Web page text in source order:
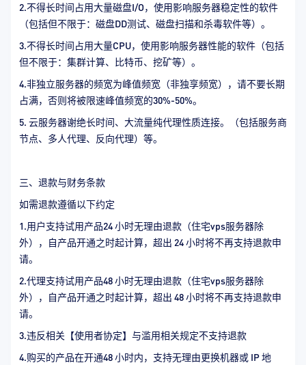
2.不得长时间占用大量磁盘I/O，使用影响服务器稳定性的软件
（包括但不限于：磁盘DD测试、磁盘扫描和杀毒软件等）。
3.不得长时间占用大量CPU，使用影响服务器性能的软件（包括
但不限于：集群计算、比特币、挖矿等）。
4.非独立服务器的频宽为峰值频宽（非独享频宽），请不要长期
占满，否则将被限速峰值频宽的30%-50%。
5. 云服务器谢绝长时间、大流量纯代理性质连接。（包括服务商
节点、多人代理、反向代理）等。
三、退款与财务条款
如需退款遵循以下约定
1.用户支持试用产品24 小时无理由退款（住宅vps服务器除
外），自产品开通之时起计算，超出 24 小时将不再支持退款申
请。
2.代理支持试用产品48 小时无理由退款（住宅vps服务器除
外），自产品开通之时起计算，超出 48 小时将不再支持退款申
请。
3.违反相关【使用者协定】与滥用相关规定不支持退款
4.购买的产品在开通48 小时内，支持无理由更换机器或 IP 地